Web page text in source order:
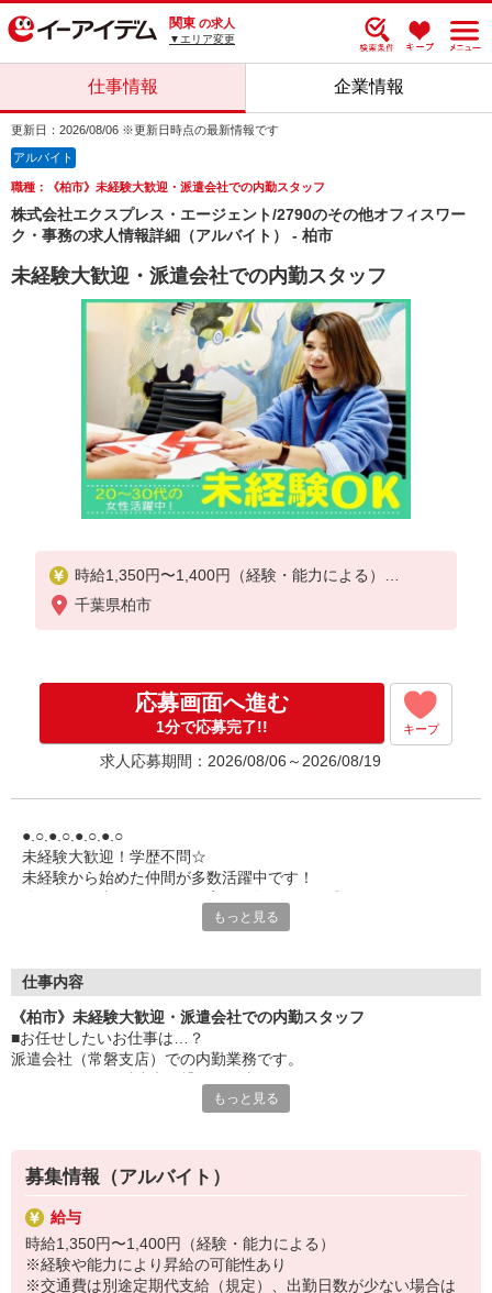
関東 の求人
▼エリア変更
仕事情報 企業情報
更新日：2026/08/06 ※更新日時点の最新情報です
アルバイト
職種：《柏市》未経験大歓迎・派遣会社での内勤スタッフ
株式会社エクスプレス・エージェント/2790のその他オフィスワー
ク・事務の求人情報詳細（アルバイト） - 柏市
未経験大歓迎・派遣会社での内勤スタッフ
時給1,350円〜1,400円（経験・能力による）
※経験や能力により昇給の可能性あり
※交通費は別途定期代支給（規定）、出勤日数が少
※研修期間（40日間）は、時給1,300円（日収10,400
円〜）となります。
千葉県柏市
応募画面へ進む
1分で応募完了!! キープ
求人応募期間：2026/08/06～2026/08/19
●.○.●.○.●.○.●.○
未経験大歓迎！学歴不問☆
未経験から始めた仲間が多数活躍中です！
■業務内容：派遣会社（常磐支店）での内勤業務
■電話対応：有り
■事務経験：不要
――――――――――――――
もっと見る
仕事内容
《柏市》未経験大歓迎・派遣会社での内勤スタッフ
■お任せしたいお仕事は…？
派遣会社（常磐支店）での内勤業務です。
新たに弊社へ登録される方への登録説明会の実施と面談対応
※ヒアリング内容はある程度決まっているので、ご安心ください◎
【2、データ入力】
スタッフさんの情報をシステムへ入力します♪
【3、お仕事案内】
もっと見る
募集情報（アルバイト）
給与
時給1,350円〜1,400円（経験・能力による）
※経験や能力により昇給の可能性あり
※交通費は別途定期代支給（規定）、出勤日数が少ない場合は